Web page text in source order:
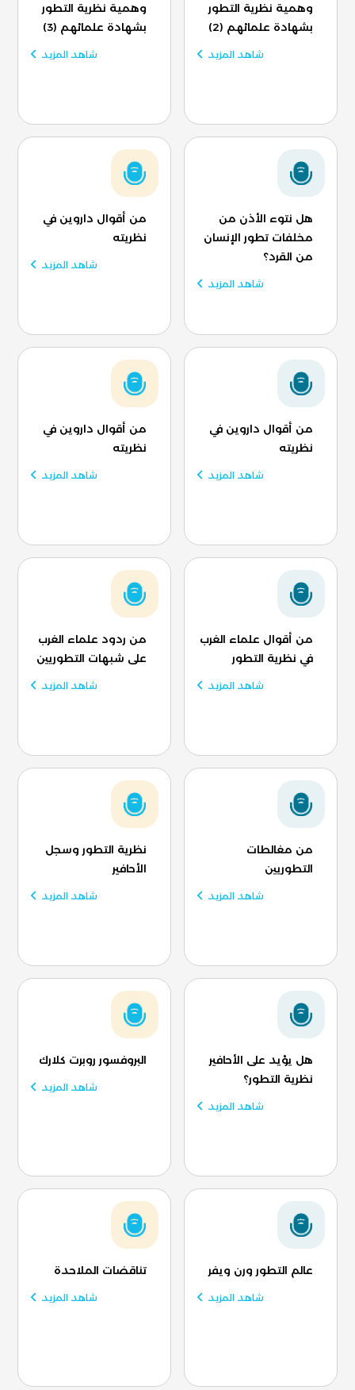
وهمية نظرية التطور
بشهادة علمائهم (2)
شاهد المزيد
وهمية نظرية التطور
بشهادة علمائهم (3)
شاهد المزيد
هل نتوء الأذن من
مخلفات تطور الإنسان
من القرد؟
شاهد المزيد
من أقوال داروين في
نظريته
شاهد المزيد
من أقوال داروين في
نظريته
شاهد المزيد
من أقوال داروين في
نظريته
شاهد المزيد
من أقوال علماء الغرب
في نظرية التطور
شاهد المزيد
من ردود علماء الغرب
على شبهات التطوريين
شاهد المزيد
من مغالطات
التطوريين
شاهد المزيد
نظرية التطور وسجل
الأحافير
شاهد المزيد
هل يؤيد على الأحافير
نظرية التطور؟
شاهد المزيد
البروفسور روبرت كلارك
شاهد المزيد
عالم التطور ورن ويفر
شاهد المزيد
تناقضات الملاحدة
شاهد المزيد